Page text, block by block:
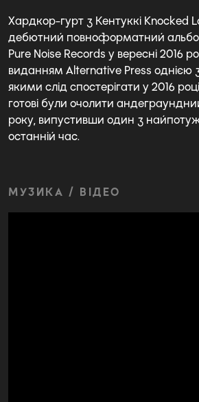
Хардкор-гурт з Кентуккі Knocked
дебютний повноформатний
Pure Noise Records у вересні 2016
виданням Alternative Press однією з
якими слід спостерігати у 2016
готові були очолити
року, випустивши один з
останній час.
МУЗИКА / ВІДЕО